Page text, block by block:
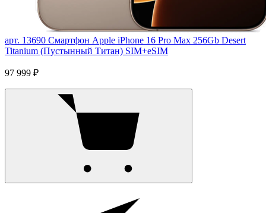
арт. 13690 Смартфон Apple iPhone 16 Pro Max 256Gb Desert
Titanium (Пустынный Титан) SIM+eSIM
97 999 ₽